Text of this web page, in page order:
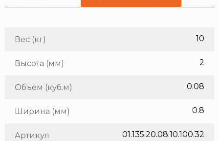
Вес (кг) 10
Высота (мм) 2
Объем (куб.м) 0.08
Ширина (мм) 0.8
Артикул 01.135.20.08.10.100.32